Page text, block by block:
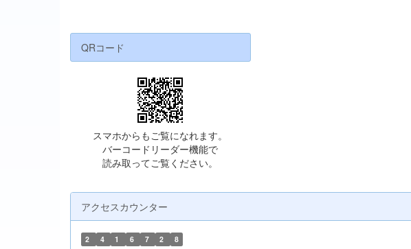
QRコード
スマホからもご覧になれます。
バーコードリーダー機能で
読み取ってご覧ください。
アクセスカウンター
2 4 1 6 7 2 8